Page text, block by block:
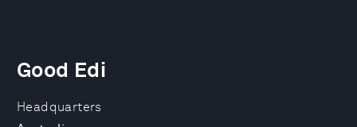
Headquarters
Good Edi